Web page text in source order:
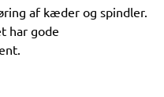
af kæder og spindler.
har gode